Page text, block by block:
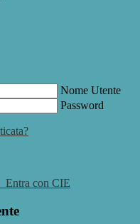
Nome Utente
Password
Entra con CIE